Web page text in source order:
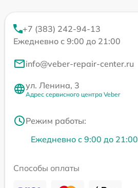
+7 (383) 242-94-13
Ежедневно с 9:00 до 21:00
info@veber-repair-center.ru
ул. Ленина, 3
Адрес сервисного центра Veber
Режим работы:
Ежедневно с 9:00 до 21:00
Способы оплаты